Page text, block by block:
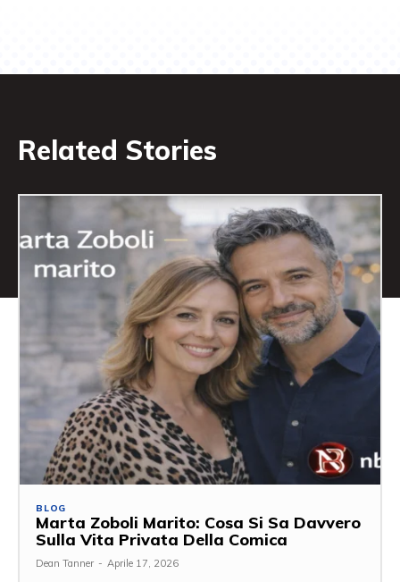
Related Stories
BLOG
Marta Zoboli Marito: Cosa Si Sa Davvero
Sulla Vita Privata Della Comica
Dean Tanner - Aprile 17, 2026